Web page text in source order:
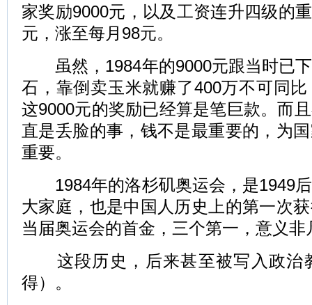
家奖励9000元，以及工资连升四级的
元，涨至每月98元。
虽然，1984年的9000元跟当时已下
石，靠倒卖玉米就赚了400万不可同
这9000元的奖励已经算是笔巨款。而
直是丢脸的事，钱不是最重要的，为
重要。
1984年的洛杉矶奥运会，是1949后
大家庭，也是中国人历史上的第一次
当届奥运会的首金，三个第一，意义非
这段历史，后来甚至被写入政治
得）。